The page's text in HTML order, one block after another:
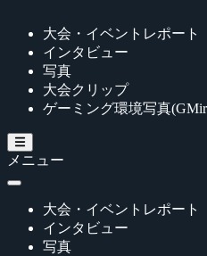
大会・イベントレポート
インタビュー
写真
大会クリップ
ゲーミング環境写真
メニュー
大会・イベントレポート
インタビュー
写真